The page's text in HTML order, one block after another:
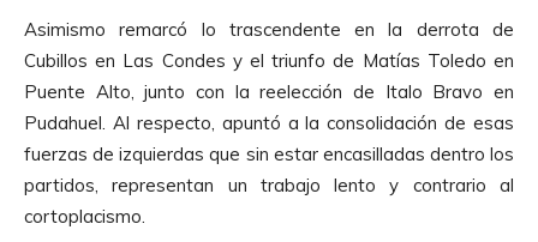
u
d
i
o
c
t
o
r
d
e
A
Asimismo remarcó lo trascendente en la derrota de
Cubillos en Las Condes y el triunfo de Matías Toledo en
Puente Alto, junto con la reelección de Italo Bravo en
Pudahuel. Al respecto, apuntó a la consolidación de esas
fuerzas de izquierdas que sin estar encasilladas dentro los
partidos, representan un trabajo lento y contrario al
cortoplacismo.